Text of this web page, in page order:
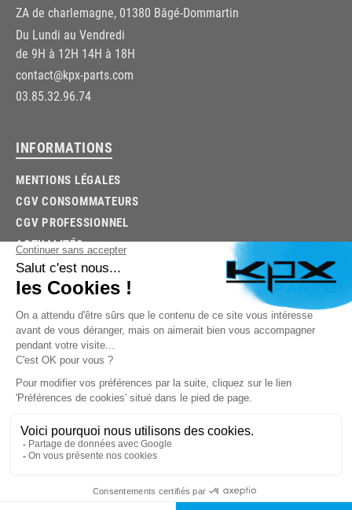
03.85.32.96.74
© 2026 -KPX PARTS- SITE CRÉÉ PARLET'S CLIC
ZA de charlemagne, 01380 Bâgé-Dommartin
Du Lundi au Vendredi
de 9H à 12H 14H à 18H
contact@kpx-parts.com
03.85.32.96.74
INFORMATIONS
MENTIONS LÉGALES
CGV CONSOMMATEURS
CGV PROFESSIONNEL
ACTUALITÉS
TROUVEZ LA BONNE PIÈCE RAPIDEMENT